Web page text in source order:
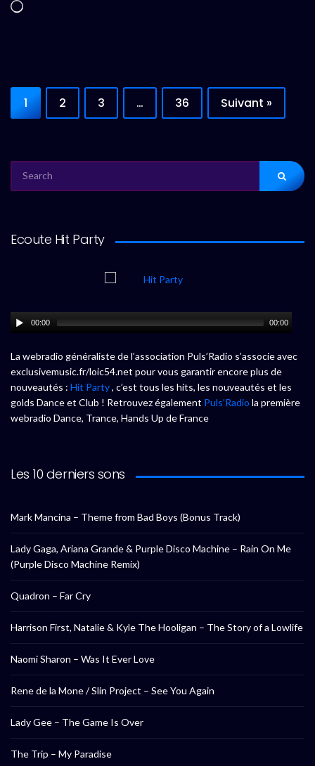
Chargement…
1 2 3 … 36 Suivant »
FOR:
Ecoute Hit Party
00:00 00:00
La webradio généraliste de l’association Puls’Radio s’associe avec
exclusivemusic.fr/loic54.net pour vous garantir encore plus de
nouveautés : Hit Party, c’est tous les hits, les nouveautés et les
golds Dance et Club ! Retrouvez également Puls’Radio la première
webradio Dance, Trance, Hands Up de France
Les 10 derniers sons
Mark Mancina – Theme from Bad Boys (Bonus Track)
Lady Gaga, Ariana Grande & Purple Disco Machine – Rain On Me
(Purple Disco Machine Remix)
Quadron – Far Cry
Harrison First, Natalie & Kyle The Hooligan – The Story of a Lowlife
Naomi Sharon – Was It Ever Love
Rene de la Mone / Slin Project – See You Again
Lady Gee – The Game Is Over
The Trip – My Paradise